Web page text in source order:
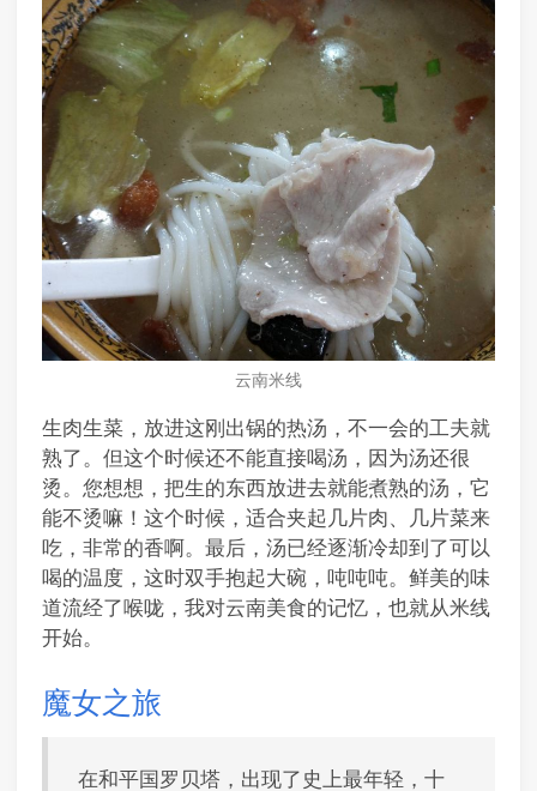
云南米线
生肉生菜，放进这刚出锅的热汤，不一会的工夫就
熟了。但这个时候还不能直接喝汤，因为汤还很
烫。您想想，把生的东西放进去就能煮熟的汤，它
能不烫嘛！这个时候，适合夹起几片肉、几片菜来
吃，非常的香啊。最后，汤已经逐渐冷却到了可以
喝的温度，这时双手抱起大碗，吨吨吨。鲜美的味
道流经了喉咙，我对云南美食的记忆，也就从米线
开始。
魔女之旅
在和平国罗贝塔，出现了史上最年轻，十